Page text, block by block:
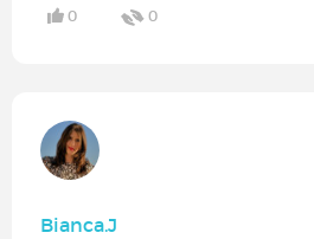
0 0
Bianca.J